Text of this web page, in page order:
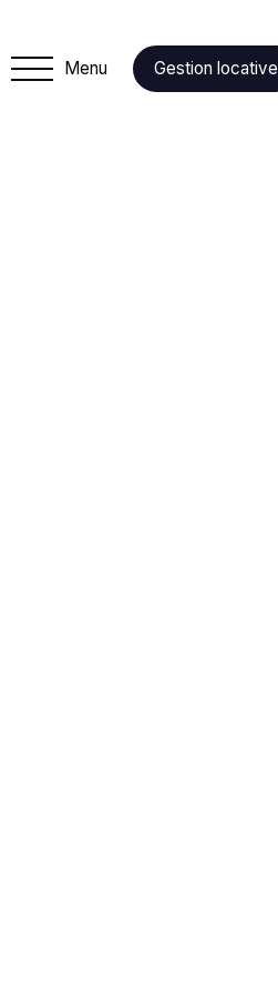
Menu Gestion locative